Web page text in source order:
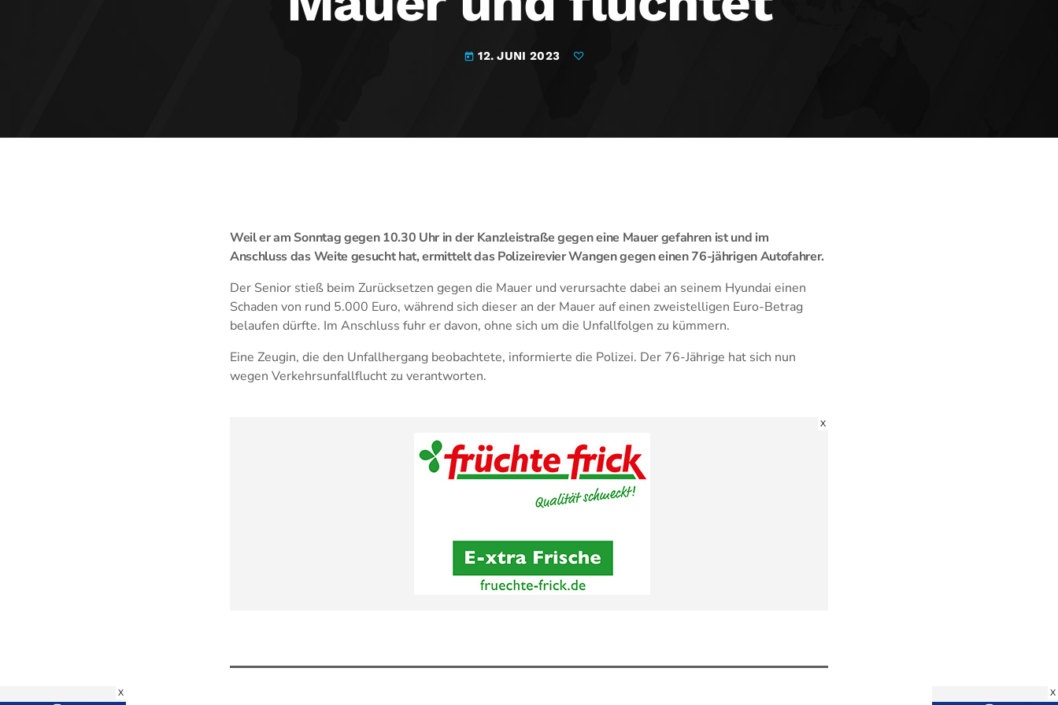
today 12. JUNI 2023
Weil er am Sonntag gegen 10.30 Uhr in der Kanzleistraße gegen eine Mauer gefahren ist und im
Anschluss das Weite gesucht hat, ermittelt das Polizeirevier Wangen gegen einen 76-jährigen Autofahrer.
Der Senior stieß beim Zurücksetzen gegen die Mauer und verursachte dabei an seinem Hyundai einen
Schaden von rund 5.000 Euro, während sich dieser an der Mauer auf einen zweistelligen Euro-Betrag
belaufen dürfte. Im Anschluss fuhr er davon, ohne sich um die Unfallfolgen zu kümmern.
Eine Zeugin, die den Unfallhergang beobachtete, informierte die Polizei. Der 76-Jährige hat sich nun
wegen Verkehrsunfallflucht zu verantworten.
X
X X